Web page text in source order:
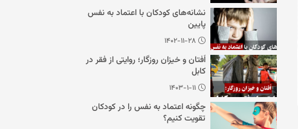
نشانه‌های کودکان با اعتماد به نفس
پایین
۱۴۰۲-۱۱-۲۸
اُفتان و خیزان روزگار؛ روایتی از فقر در
کابل
۱۴۰۳-۱-۱۱
چگونه اعتماد به نفس را در کودکان
تقویت کنیم؟